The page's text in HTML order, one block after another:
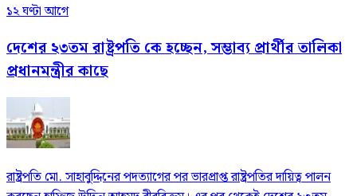
১২ ঘণ্টা আগে
দেশের ২৩তম রাষ্ট্রপতি কে হচ্ছেন, সম্ভাব্য প্রার্থীর তালিকা
প্রধানমন্ত্রীর কাছে
রাষ্ট্রপতি মো. সাহাবুদ্দিনের পদত্যাগের পর ভারপ্রাপ্ত রাষ্ট্রপতির দায়িত্ব পালন